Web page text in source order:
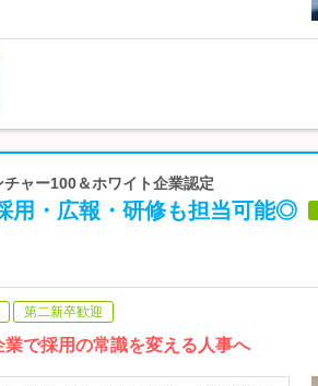
ャー100＆ホワイト企業認定
用・広報・研修も担当可能◎
第二新卒歓迎
で採用の常識を変える人事へ